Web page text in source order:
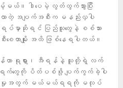
ယ်။ ဒါပေမဲ့ လွတ်ထွက်သွားပြီး
ာတဲ့ အပျက်အစီးက မနည်းလှပါ
ပ်မှာဆိုရင် ပြည်သူတွေနဲ့ စစ်သား
တာမျိုး အထိ ဖြစ်နေရပါတယ်။
ဟာ ရုရှား၊ အီရန်နဲ့ သူတို့ရဲ့ လက်
ရက်တွေကို ပိတ်ပစ်ဖို့ ပျက်ကွက်ခဲ့ပါ
ဆို့မှုအတွက် မယ်မယ်ရရကို မလုပ်